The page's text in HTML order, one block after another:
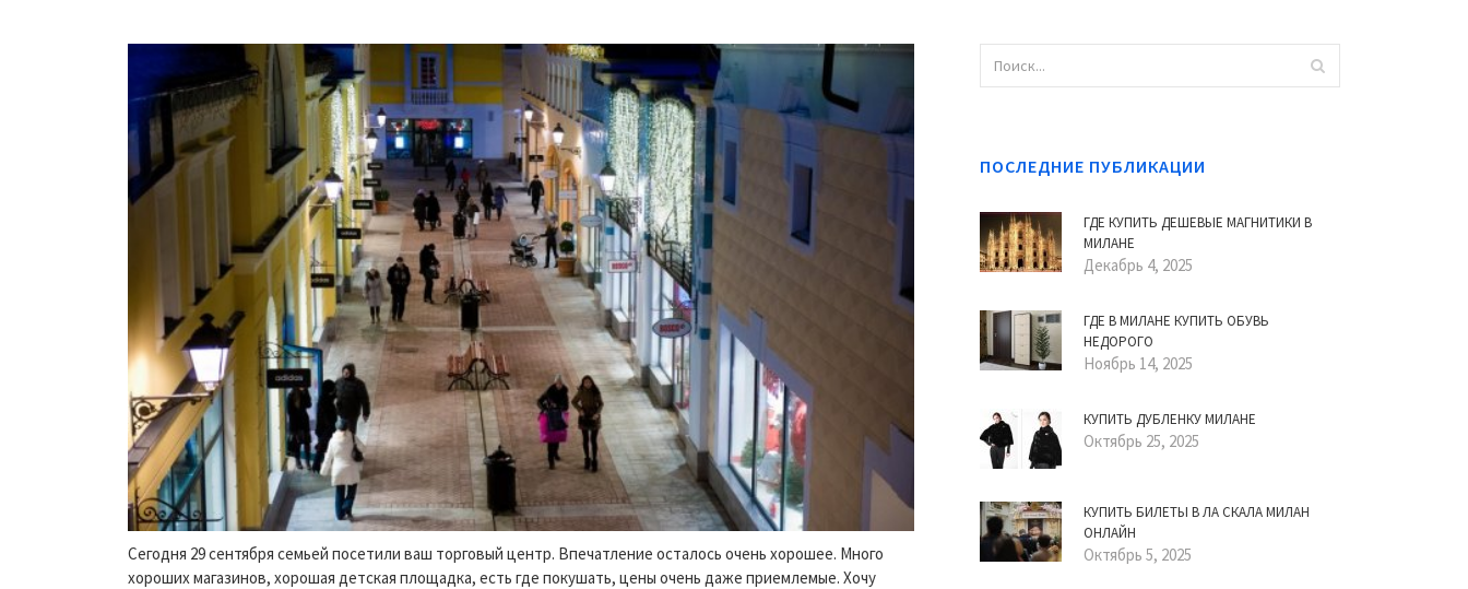
Сегодня 29 сентября семьей посетили ваш торговый центр. Впечатление осталось очень хорошее. Много
хороших магазинов, хорошая детская площадка, есть где покушать, цены очень даже приемлемые. Хочу
ПОСЛЕДНИЕ ПУБЛИКАЦИИ
ГДЕ КУПИТЬ ДЕШЕВЫЕ МАГНИТИКИ В
МИЛАНЕ
Декабрь 4, 2025
ГДЕ В МИЛАНЕ КУПИТЬ ОБУВЬ
НЕДОРОГО
Ноябрь 14, 2025
КУПИТЬ ДУБЛЕНКУ МИЛАНЕ
Октябрь 25, 2025
КУПИТЬ БИЛЕТЫ В ЛА СКАЛА МИЛАН
ОНЛАЙН
Октябрь 5, 2025